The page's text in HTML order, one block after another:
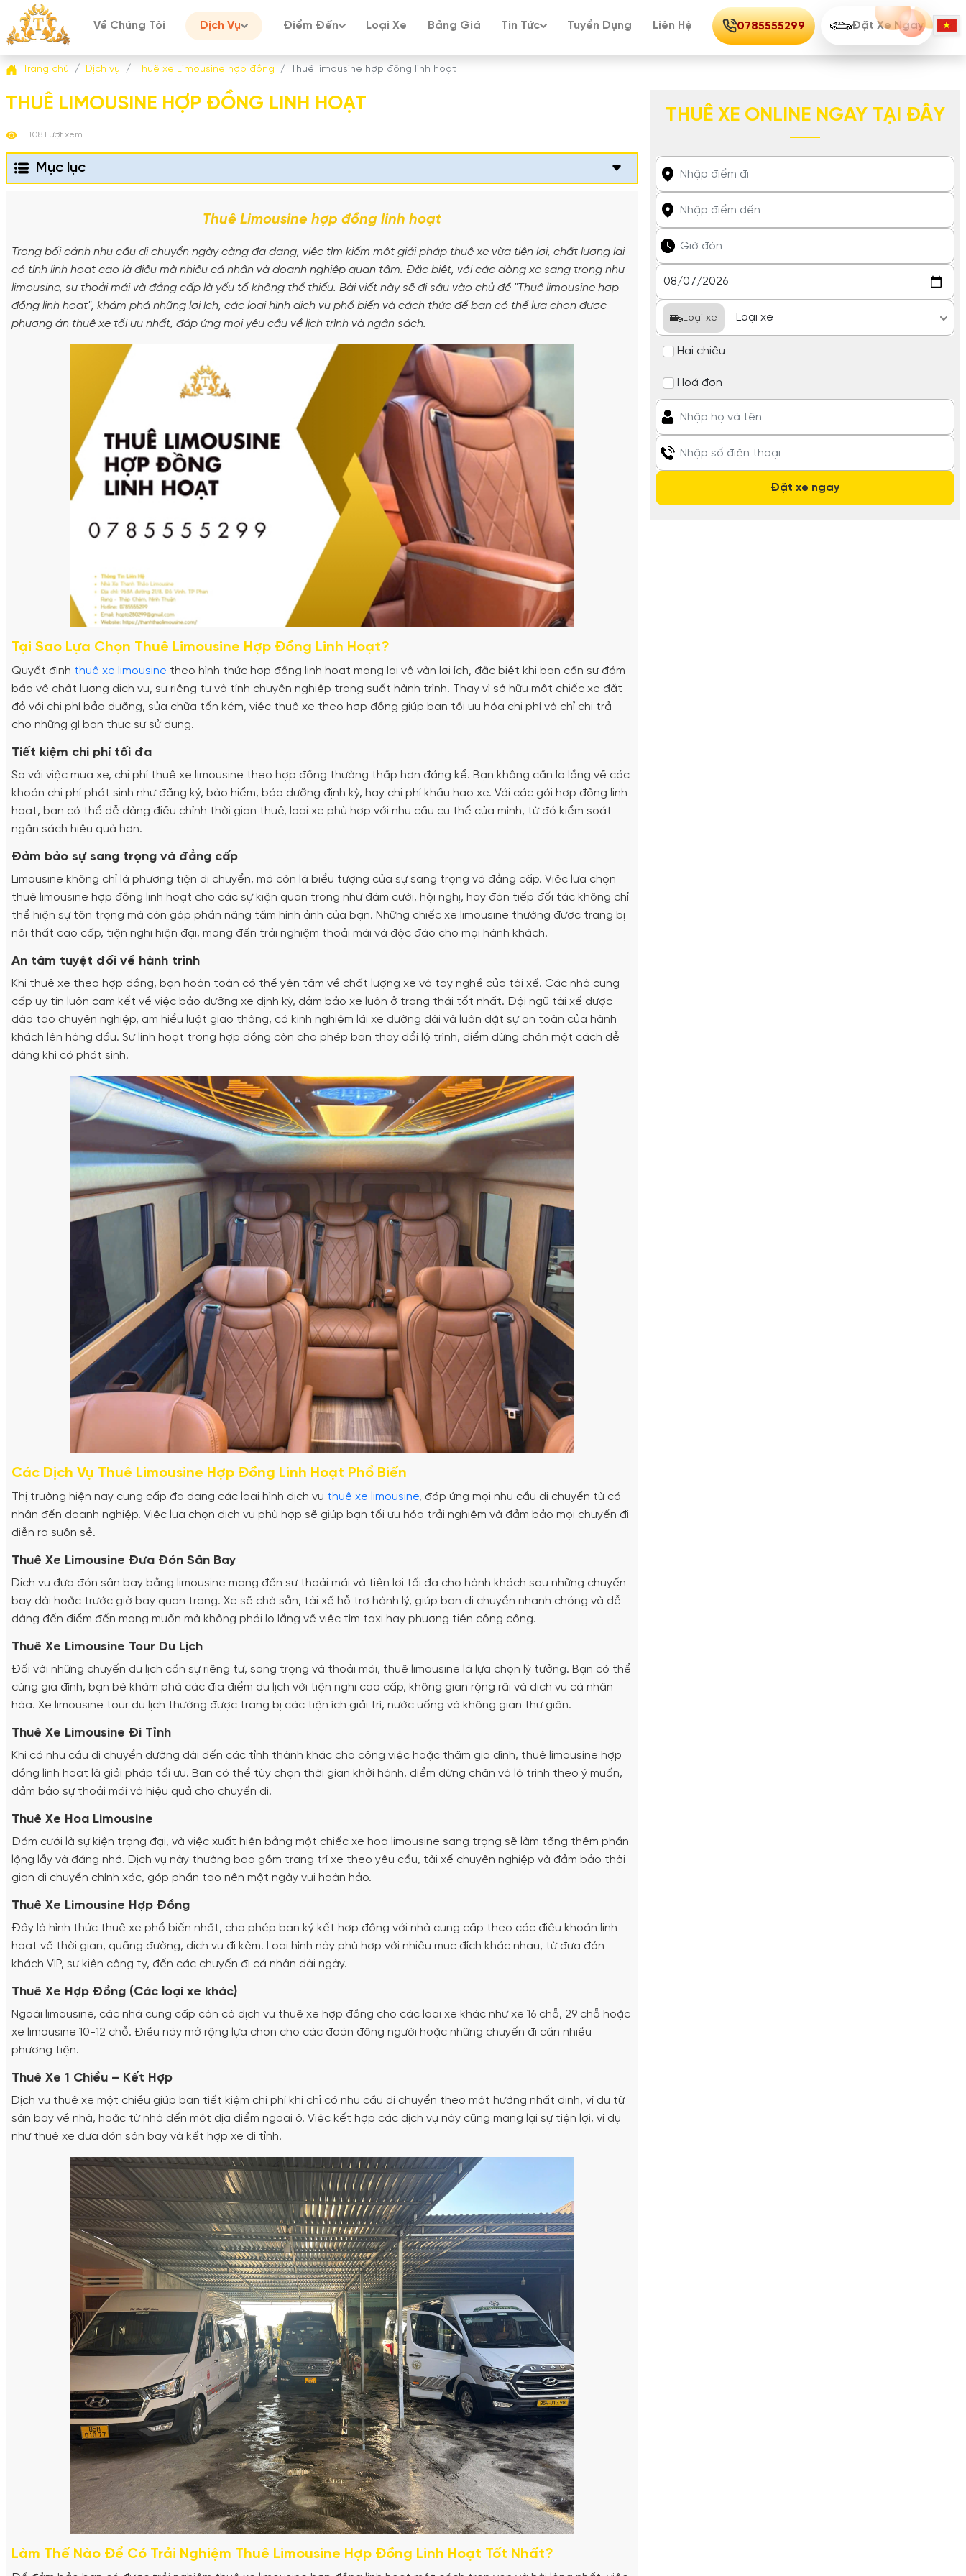
Về Chúng Tôi Dịch Vụ Điểm Đến Loại Xe Bảng Giá Tin Tức Tuyển Dụng Liên Hệ 0785555299 Đặt Xe Ngay
Trang chủ Dịch vụ Thuê xe Limousine hợp đồng Thuê limousine hợp đồng linh hoạt
THUÊ LIMOUSINE HỢP ĐỒNG LINH HOẠT
108 Lượt xem
Mục lục
Thuê Limousine hợp đồng linh hoạt
Trong bối cảnh nhu cầu di chuyển ngày càng đa dạng, việc tìm kiếm một giải pháp thuê xe vừa tiện lợi, chất lượng lại
có tính linh hoạt cao là điều mà nhiều cá nhân và doanh nghiệp quan tâm. Đặc biệt, với các dòng xe sang trọng như
limousine, sự thoải mái và đẳng cấp là yếu tố không thể thiếu. Bài viết này sẽ đi sâu vào chủ đề "Thuê limousine hợp
đồng linh hoạt", khám phá những lợi ích, các loại hình dịch vụ phổ biến và cách thức để bạn có thể lựa chọn được
phương án thuê xe tối ưu nhất, đáp ứng mọi yêu cầu về lịch trình và ngân sách.
Tại Sao Lựa Chọn Thuê Limousine Hợp Đồng Linh Hoạt?
Quyết định thuê xe limousine theo hình thức hợp đồng linh hoạt mang lại vô vàn lợi ích, đặc biệt khi bạn cần sự đảm
bảo về chất lượng dịch vụ, sự riêng tư và tính chuyên nghiệp trong suốt hành trình. Thay vì sở hữu một chiếc xe đắt
đỏ với chi phí bảo dưỡng, sửa chữa tốn kém, việc thuê xe theo hợp đồng giúp bạn tối ưu hóa chi phí và chỉ chi trả
cho những gì bạn thực sự sử dụng.
Tiết kiệm chi phí tối đa
So với việc mua xe, chi phí thuê xe limousine theo hợp đồng thường thấp hơn đáng kể. Bạn không cần lo lắng về các
khoản chi phí phát sinh như đăng ký, bảo hiểm, bảo dưỡng định kỳ, hay chi phí khấu hao xe. Với các gói hợp đồng linh
hoạt, bạn có thể dễ dàng điều chỉnh thời gian thuê, loại xe phù hợp với nhu cầu cụ thể của mình, từ đó kiểm soát
ngân sách hiệu quả hơn.
Đảm bảo sự sang trọng và đẳng cấp
Limousine không chỉ là phương tiện di chuyển, mà còn là biểu tượng của sự sang trọng và đẳng cấp. Việc lựa chọn
thuê limousine hợp đồng linh hoạt cho các sự kiện quan trọng như đám cưới, hội nghị, hay đón tiếp đối tác không chỉ
thể hiện sự tôn trọng mà còn góp phần nâng tầm hình ảnh của bạn. Những chiếc xe limousine thường được trang bị
nội thất cao cấp, tiện nghi hiện đại, mang đến trải nghiệm thoải mái và độc đáo cho mọi hành khách.
An tâm tuyệt đối về hành trình
Khi thuê xe theo hợp đồng, bạn hoàn toàn có thể yên tâm về chất lượng xe và tay nghề của tài xế. Các nhà cung
cấp uy tín luôn cam kết về việc bảo dưỡng xe định kỳ, đảm bảo xe luôn ở trạng thái tốt nhất. Đội ngũ tài xế được
đào tạo chuyên nghiệp, am hiểu luật giao thông, có kinh nghiệm lái xe đường dài và luôn đặt sự an toàn của hành
khách lên hàng đầu. Sự linh hoạt trong hợp đồng còn cho phép bạn thay đổi lộ trình, điểm dừng chân một cách dễ
dàng khi có phát sinh.
Các Dịch Vụ Thuê Limousine Hợp Đồng Linh Hoạt Phổ Biến
Thị trường hiện nay cung cấp đa dạng các loại hình dịch vụ thuê xe limousine, đáp ứng mọi nhu cầu di chuyển từ cá
nhân đến doanh nghiệp. Việc lựa chọn dịch vụ phù hợp sẽ giúp bạn tối ưu hóa trải nghiệm và đảm bảo mọi chuyến đi
diễn ra suôn sẻ.
Thuê Xe Limousine Đưa Đón Sân Bay
Dịch vụ đưa đón sân bay bằng limousine mang đến sự thoải mái và tiện lợi tối đa cho hành khách sau những chuyến
bay dài hoặc trước giờ bay quan trọng. Xe sẽ chờ sẵn, tài xế hỗ trợ hành lý, giúp bạn di chuyển nhanh chóng và dễ
dàng đến điểm đến mong muốn mà không phải lo lắng về việc tìm taxi hay phương tiện công cộng.
Thuê Xe Limousine Tour Du Lịch
Đối với những chuyến du lịch cần sự riêng tư, sang trọng và thoải mái, thuê limousine là lựa chọn lý tưởng. Bạn có thể
cùng gia đình, bạn bè khám phá các địa điểm du lịch với tiện nghi cao cấp, không gian rộng rãi và dịch vụ cá nhân
hóa. Xe limousine tour du lịch thường được trang bị các tiện ích giải trí, nước uống và không gian thư giãn.
Thuê Xe Limousine Đi Tỉnh
Khi có nhu cầu di chuyển đường dài đến các tỉnh thành khác cho công việc hoặc thăm gia đình, thuê limousine hợp
đồng linh hoạt là giải pháp tối ưu. Bạn có thể tùy chọn thời gian khởi hành, điểm dừng chân và lộ trình theo ý muốn,
đảm bảo sự thoải mái và hiệu quả cho chuyến đi.
Thuê Xe Hoa Limousine
Đám cưới là sự kiện trọng đại, và việc xuất hiện bằng một chiếc xe hoa limousine sang trọng sẽ làm tăng thêm phần
lộng lẫy và đáng nhớ. Dịch vụ này thường bao gồm trang trí xe theo yêu cầu, tài xế chuyên nghiệp và đảm bảo thời
gian di chuyển chính xác, góp phần tạo nên một ngày vui hoàn hảo.
Thuê Xe Limousine Hợp Đồng
Đây là hình thức thuê xe phổ biến nhất, cho phép bạn ký kết hợp đồng với nhà cung cấp theo các điều khoản linh
hoạt về thời gian, quãng đường, dịch vụ đi kèm. Loại hình này phù hợp với nhiều mục đích khác nhau, từ đưa đón
khách VIP, sự kiện công ty, đến các chuyến đi cá nhân dài ngày.
Thuê Xe Hợp Đồng (Các loại xe khác)
Ngoài limousine, các nhà cung cấp còn có dịch vụ thuê xe hợp đồng cho các loại xe khác như xe 16 chỗ, 29 chỗ hoặc
xe limousine 10-12 chỗ. Điều này mở rộng lựa chọn cho các đoàn đông người hoặc những chuyến đi cần nhiều
phương tiện.
Thuê Xe 1 Chiều – Kết Hợp
Dịch vụ thuê xe một chiều giúp bạn tiết kiệm chi phí khi chỉ có nhu cầu di chuyển theo một hướng nhất định, ví dụ từ
sân bay về nhà, hoặc từ nhà đến một địa điểm ngoại ô. Việc kết hợp các dịch vụ này cũng mang lại sự tiện lợi, ví dụ
như thuê xe đưa đón sân bay và kết hợp xe đi tỉnh.
Làm Thế Nào Để Có Trải Nghiệm Thuê Limousine Hợp Đồng Linh Hoạt Tốt Nhất?
THUÊ XE ONLINE NGAY TẠI ĐÂY
Loại xe
Hai chiều
Hoá đơn